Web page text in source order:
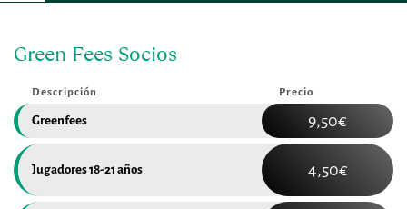
Green Fees Socios
Descripción Precio
Greenfees 9,50€
Jugadores 18-21 años 4,50€